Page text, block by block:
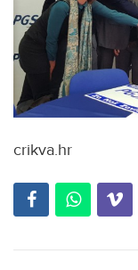
crikva.hr